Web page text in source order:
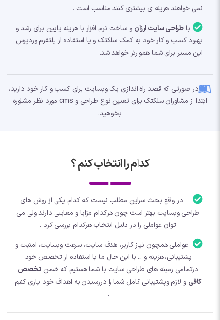
نمی خواهند هزینه ی بیشتری کنند مناسب است .
باطراحی سایت ارزان و ساخت نرم افزار با هزینه پایین برای رشد و
بهبود کسب و کار خود به کمک سلکتک و یا استفاده از پلتفرم وردپرس
این مسیر برای شما هموارتر خواهد شد.
در صورتی که قصد راه اندازی یک وبسایت برای کسب و کار خود دارید،
ابتدا از مشاوران سلکتک برای تعیین نوع طراحی و cms مورد نظر مشاوره
بخواهید.
کدام را انتخاب کنم ؟
در واقع بحث سراین مطلب نیست که کدام یکی از روش های
طراحی وبسایت بهتر است چون هرکدام مزایا و معایبی دارند ولی می
توان عواملی را در دلیل انتخاب هرکدام بررسی کرد .
عواملی همچون نیاز کاربر، هدف سایت، سرعت وبسایت، امنیت و
پشتیبانی، هزینه و ... با این حال ما با استفاده از تخصص خود
درتمامی زمینه های طراحی سایت با شما هستیم که ضمنتخصص
کافی و لازم وپشتیبانی کامل شما را دررسیدن به اهداف خود یاری کنیم
.